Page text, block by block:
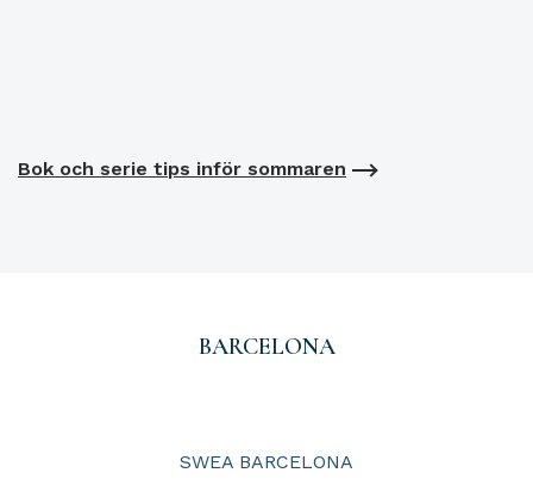
Bok och serie tips inför sommaren
BARCELONA
SWEA BARCELONA